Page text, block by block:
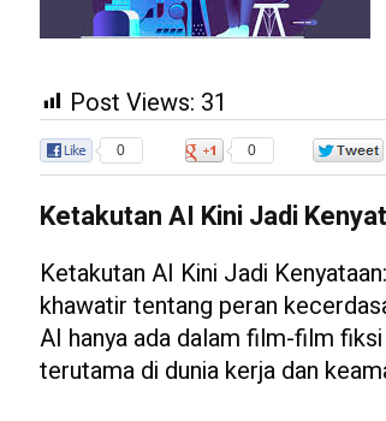
Post Views: 31
0 0
Ketakutan AI Kini Jadi
Ketakutan AI Kini Jadi
khawatir tentang peran
AI hanya ada dalam film-film
terutama di dunia kerja dan